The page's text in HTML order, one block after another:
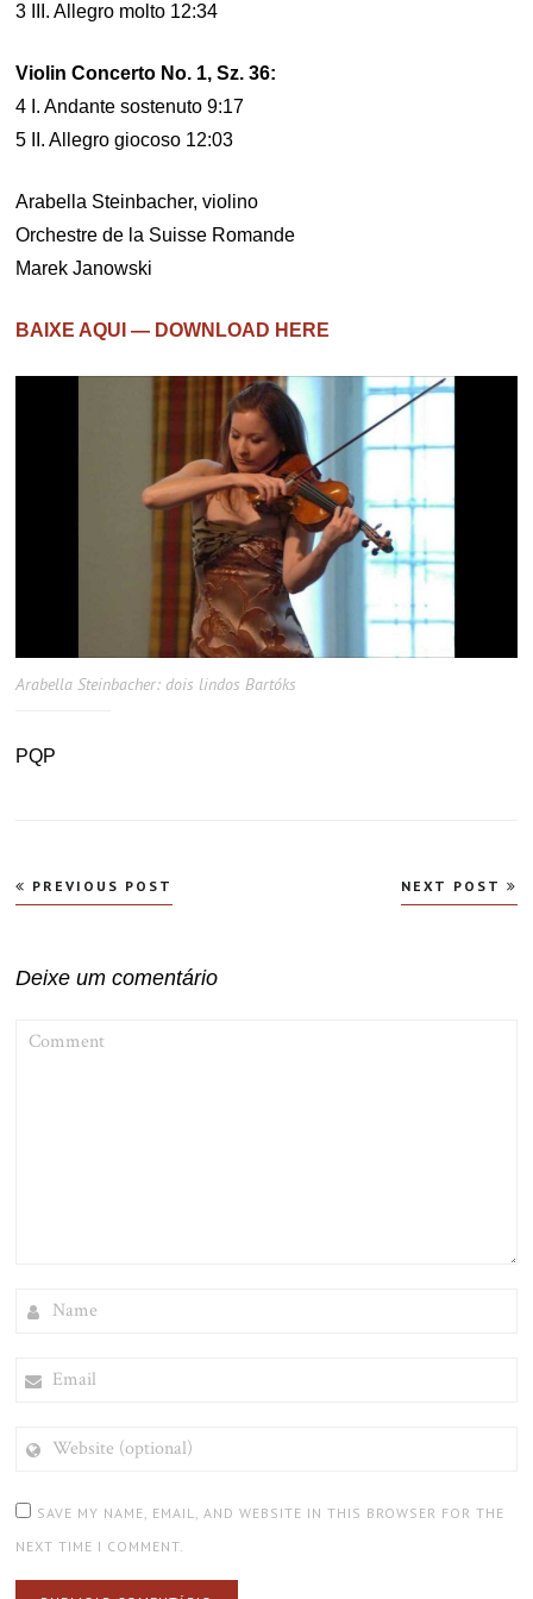
3 III. Allegro molto 12:34
Violin Concerto No. 1, Sz. 36:
4 I. Andante sostenuto 9:17
5 II. Allegro giocoso 12:03
Arabella Steinbacher, violino
Orchestre de la Suisse Romande
Marek Janowski
BAIXE AQUI — DOWNLOAD HERE
Arabella Steinbacher: dois lindos Bartóks
PQP
Navegação
de
PREVIOUS POST NEXT POST
Deixe um comentário
(OPTIONAL)
SAVE MY NAME, EMAIL, AND WEBSITE IN THIS BROWSER FOR THE
NEXT TIME I COMMENT.